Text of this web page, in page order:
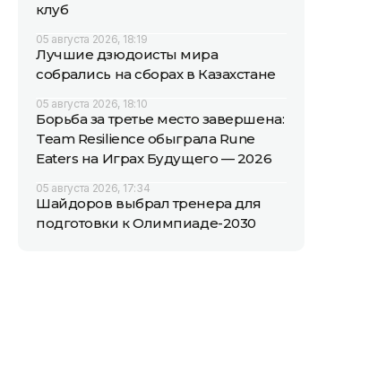
клуб
05 августа 2026, 18:19
Лучшие дзюдоисты мира
собрались на сборах в Казахстане
05 августа 2026, 18:10
Борьба за третье место завершена:
Team Resilience обыграла Rune
Eaters на Играх Будущего — 2026
05 августа 2026, 17:34
Шайдоров выбрал тренера для
подготовки к Олимпиаде-2030